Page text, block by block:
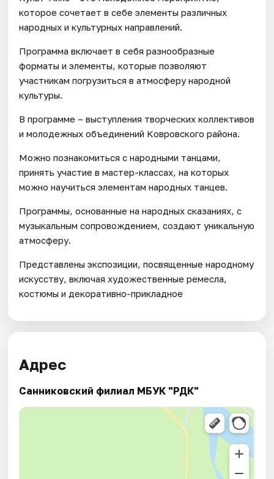
которое сочетает в себе элементы различных
народных и культурных направлений.
Программа включает в себя разнообразные
форматы и элементы, которые позволяют
участникам погрузиться в атмосферу народной
культуры.
В программе – выступления творческих коллективов
и молодежных объединений Ковровского района.
Можно познакомиться с народными танцами,
принять участие в мастер-классах, на которых
можно научиться элементам народных танцев.
Программы, основанные на народных сказаниях, с
музыкальным сопровождением, создают уникальную
атмосферу.
Представлены экспозиции, посвященные народному
искусству, включая художественные ремесла,
костюмы и декоративно-прикладное
Адрес
Санниковский филиал МБУК "РДК"